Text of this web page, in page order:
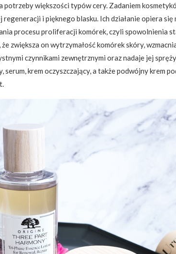
potrzeby większości typów cery. Zadaniem
i pięknego blasku. Ich działanie opiera się
procesu proliferacji komórek, czyli spowolnienia
zwiększa on wytrzymałość komórek skóry,
czynnikami zewnętrznymi oraz nadaje jej
krem oczyszczający, a także podwójny krem